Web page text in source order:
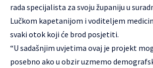
rada specijalista za svoju županiju u
Lučkom kapetanijom i voditeljem
svaki otok koji će brod posjetiti.
“U sadašnjim uvjetima ovaj je projekt
posebno ako u obzir uzmemo